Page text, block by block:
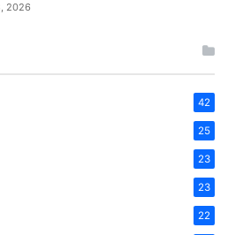
2026
42
25
23
23
22